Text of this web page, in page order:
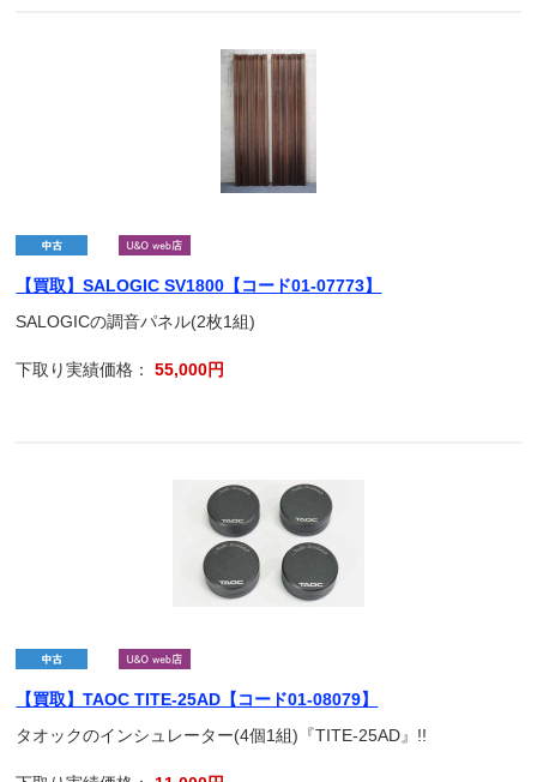
【買取】SALOGIC SV1800【コード01-07773】
SALOGICの調音パネル(2枚1組)
下取り実績価格：55,000円
【買取】TAOC TITE-25AD【コード01-08079】
タオックのインシュレーター(4個1組)『TITE-25AD』!!